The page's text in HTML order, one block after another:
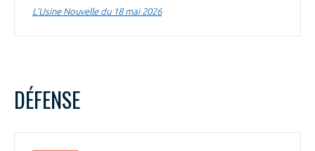
L’Usine Nouvelle du 18 mai 2026
DÉFENSE